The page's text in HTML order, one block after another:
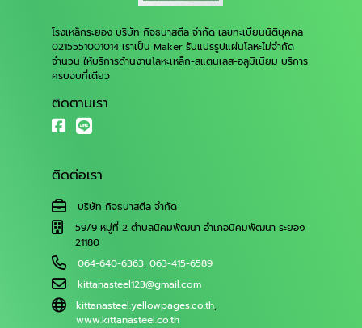
โรงเหล็กระยอง บริษัท กิจธนาสตีล จำกัด เลขทะเบียนนิติบุคคล
0215551001014 เราเป็น Maker รับแปรรูปแผ่นโลหะไม่จำกัด
จำนวน ให้บริการด้านงานโลหะเหล็ก-สแตนเลส-อลูมิเนียม บริการ
ครบจบที่เดียว
ติดตามเรา
ติดต่อเรา
บริษัท กิจธนาสตีล จำกัด
59/9 หมู่ที่ 2 ตำบลนิคมพัฒนา อำเภอนิคมพัฒนา ระยอง
21180
064-640-6363, 063-415-6589
kittanasteel123@gmail.com
kittanasteel.yellowpages.co.th,
www.kittanasteel.co.th